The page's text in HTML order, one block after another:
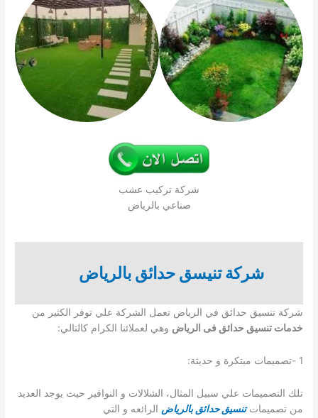
شركة تركيب عشب
صناعي بالرياض
شركة تنيسق حدائق بالرياض
شركة تنسيق حدائق في الرياض تعمل الشركة علي توفر الكثير من
خدمات تنسيق حدائق فى الرياض وهي لعملائنا الكرام كالتالي:
1 -تصميمات مبتكرة و حديثة:
تلك التصميمات علي سبيل المثال، الشلالات و النوافير حيث يوجد العديد
من تصميمات تنسيق حدائق بالرياض الرائعه و التي